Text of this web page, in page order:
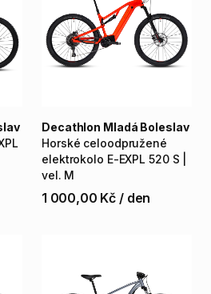
Horské celoodpružené
elektrokolo E-EXPL 520 S
vel. M
Decathlon Mladá Boleslav
1 000,00 Kč / den